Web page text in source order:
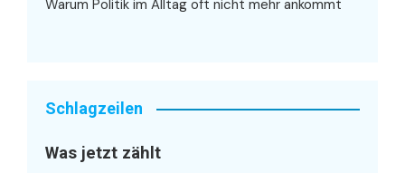
Warum Politik im Alltag oft nicht mehr ankommt
Schlagzeilen
Was jetzt zählt